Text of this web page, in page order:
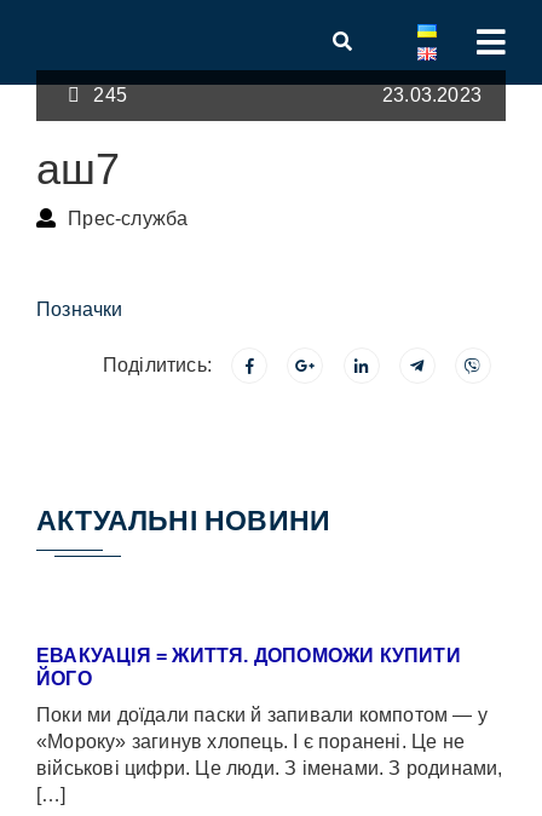
245 23.03.2023
аш7
Прес-служба
Позначки
Поділитись:
АКТУАЛЬНІ НОВИНИ
ЕВАКУАЦІЯ = ЖИТТЯ. ДОПОМОЖИ КУПИТИ
ЙОГО
Поки ми доїдали паски й запивали компотом — у
«Мороку» загинув хлопець. І є поранені. Це не
військові цифри. Це люди. З іменами. З родинами,
[…]